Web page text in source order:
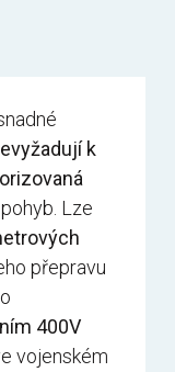
k
Lze
přepravu
400V
vojenském